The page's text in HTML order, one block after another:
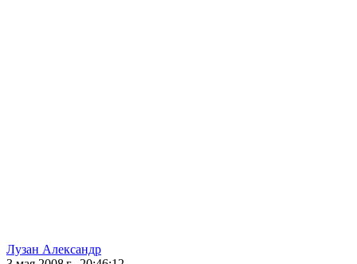
Лузан Александр